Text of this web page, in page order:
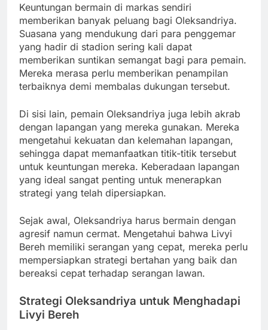
Keuntungan bermain di markas sendiri
memberikan banyak peluang bagi Oleksandriya.
Suasana yang mendukung dari para penggemar
yang hadir di stadion sering kali dapat
memberikan suntikan semangat bagi para pemain.
Mereka merasa perlu memberikan penampilan
terbaiknya demi membalas dukungan tersebut.
Di sisi lain, pemain Oleksandriya juga lebih akrab
dengan lapangan yang mereka gunakan. Mereka
mengetahui kekuatan dan kelemahan lapangan,
sehingga dapat memanfaatkan titik-titik tersebut
untuk keuntungan mereka. Keberadaan lapangan
yang ideal sangat penting untuk menerapkan
strategi yang telah dipersiapkan.
Sejak awal, Oleksandriya harus bermain dengan
agresif namun cermat. Mengetahui bahwa Livyi
Bereh memiliki serangan yang cepat, mereka perlu
mempersiapkan strategi bertahan yang baik dan
bereaksi cepat terhadap serangan lawan.
Strategi Oleksandriya untuk Menghadapi
Livyi Bereh